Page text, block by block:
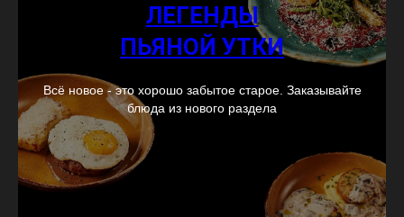
ЛЕГЕНДЫ
ПЬЯНОЙ УТКИ
Всё новое - это хорошо забытое старое. Заказывайте
блюда из нового раздела